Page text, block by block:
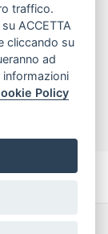
traffico.
ACCETTA
cliccando su
ad
informazioni
Policy